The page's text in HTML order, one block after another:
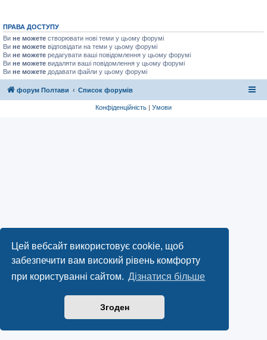
Цей вебсайт використовує cookie, щоб
забезпечити вам високий рівень комфорту
при користуванні сайтом. Дізнатися більше
Згоден
ПРАВА ДОСТУПУ
Ви не можете створювати нові теми у цьому форумі
Ви не можете відповідати на теми у цьому форумі
Ви не можете редагувати ваші повідомлення у цьому форумі
Ви не можете видаляти ваші повідомлення у цьому форумі
Ви не можете додавати файли у цьому форумі
форум Полтави Список форумів
Конфіденційність | Умови